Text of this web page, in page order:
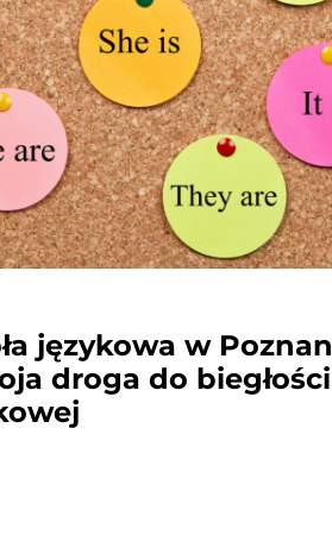
s
u
językowa w
droga do biegłości